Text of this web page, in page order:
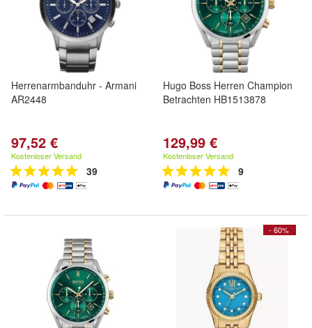
Herrenarmbanduhr - Armani
AR2448
97,52 €
Kostenloser Versand
39
Hugo Boss Herren Champion
Betrachten HB1513878
129,99 €
Kostenloser Versand
9
- 60%